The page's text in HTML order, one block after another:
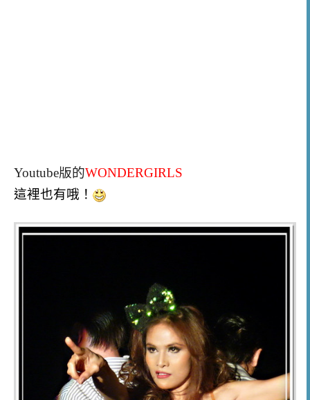
Youtube版的WONDERGIRLS
這裡也有哦！